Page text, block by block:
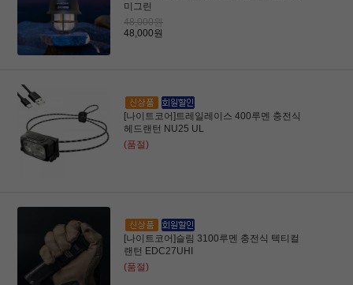
미그린
48,000원
48,000원
[나이트코어]트레일레이스 400루멘 충전식
헤드랜턴 NU25 UL
(품절)
[나이트코어]슬림 3100루멘 충전식 텍티컬
랜턴 EDC27UHI
(품절)